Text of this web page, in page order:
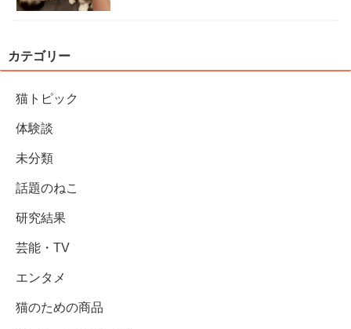
カテゴリー
猫トピック
体験談
未分類
話題のねこ
研究結果
芸能・TV
エンタメ
猫のための商品